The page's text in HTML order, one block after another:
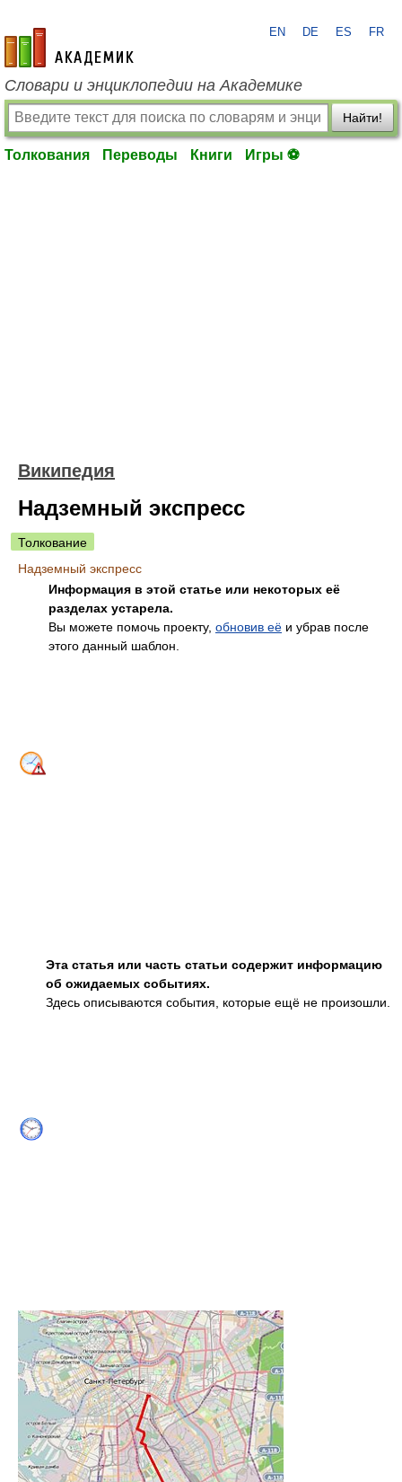
academic.ru
EN DE ES FR
Словари и энциклопедии на Академике
Найти!
Толкования Переводы Книги Игры ⚽
Википедия
Надземный экспресс
Толкование
Надземный экспресс
Информация в этой статье или некоторых её
разделах устарела.
Вы можете помочь проекту, обновив её и убрав после
этого данный шаблон.
Эта статья или часть статьи содержит информацию
об ожидаемых событиях.
Здесь описываются события, которые ещё не произошли.